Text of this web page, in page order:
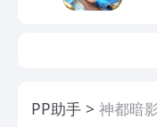
PP助手 神都暗